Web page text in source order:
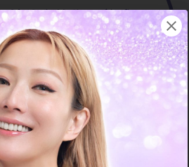
持飲食均衡，養成
的飲食習慣。就算
半載之內徹底改變
，但只要肯一直堅
戒掉所有不良的飲
慣，例如辛辣油膩